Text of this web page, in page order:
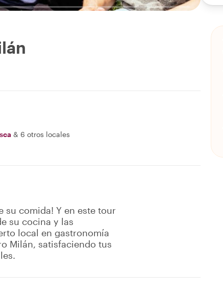
& 6 otros locales
su comida! Y en este tour
su cocina y las
local en gastronomía
Milán, satisfaciendo tus